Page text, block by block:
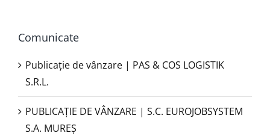
Comunicate
Publicație de vânzare | PAS & COS LOGISTIK
S.R.L.
PUBLICAŢIE DE VÂNZARE | S.C. EUROJOBSYSTEM
S.A. MUREȘ